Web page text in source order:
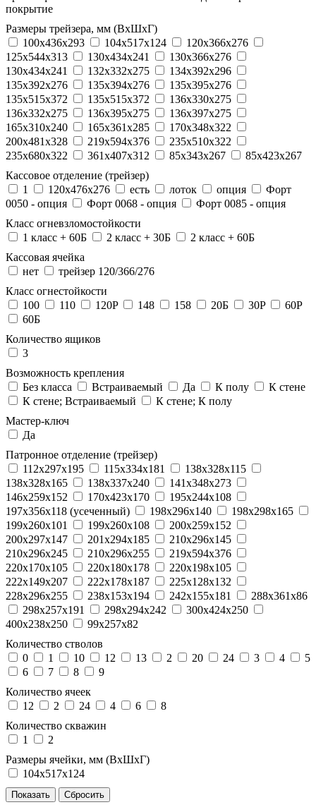
покрытие
Размеры трейзера, мм (ВхШхГ)
100x436x293
104х517х124
120x366x276
125x544x313
130x434x241
130х366х276
130х434х241
132x332x275
134x392x296
135x392x276
135x394x276
135x395x276
135x515x372
135х515х372
136x330x275
136x332x275
136x395x275
136x397x275
165x310x240
165x361x285
170x348x322
200x481x328
219x594x376
235x510x322
235x680x322
361x407x312 85x343x267
85x423x267
Кассовое отделение (трейзер)
1
120х476х276 есть лоток опция
Форт
0050 - опция
Форт 0068 - опция
Форт 0085 - опция
Класс огневзломостойкости
1 класс + 60Б
2 класс + 30Б
2 класс + 60Б
Кассовая ячейка
нет
трейзер 120/366/276
Класс огнестойкости
100
110 120P 148 158 20Б 30P
60P
60Б
Количество ящиков
3
Возможность крепления
Без класса
Встраиваемый Да К полу
К стене
К стене; Встраиваемый
К стене; К полу
Мастер-ключ
Да
Патронное отделение (трейзер)
112x297x195
115x334x181
138x328x115
138x328x165
138x337x240
141x348x273
146x259x152
170x423x170
195x244x108
197x356x118 (усеченный)
198x296x140
198x298x165
199x260x101
199x260x108
200x259x152
200x297x147
201x294x185
210x296x145
210x296x245
210x296x255
219x594x376
220x170x105
220x180x178
220x198x105
222x149x207
222x178x187
225x128x132
228x296x255
238x153x194 242x155x181
288x361x86
298x257x191
298x294x242
300x424x250
400x238x250
99x257x82
Количество стволов
0
1 10 12 13 2 20 24 3 4
5
6
7 8
9
Количество ячеек
12
2 24 4 6
8
Количество скважин
1
2
Размеры ячейки, мм (ВхШхГ)
104х517х124